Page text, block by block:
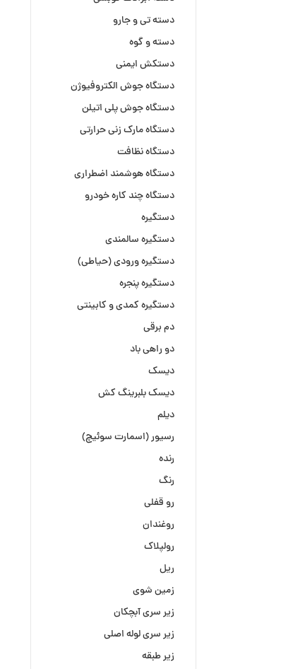
دسته تی و جارو
دسته و گوه
دستکش ایمنی
دستگاه جوش الکتروفیوژن
دستگاه جوش پلی اتیلن
دستگاه مارک زنی حرارتی
دستگاه نظافت
دستگاه هوشمند اضطراری
دستگاه چند کاره خودرو
دستگیره
دستگیره سالمندی
دستگیره ورودی (حیاطی)
دستگیره پنجره
دستگیره کمدی و کابینتی
دم برقی
دو راهی باد
دیسک
دیسک بلبرینگ کش
دیلم
رسیور (اسمارت سوئیچ)
رنده
رنگ
رو قفلی
روغندان
رولپلاک
ریل
زمین شوی
زیر سری آبچکان
زیر سری لوله اصلی
زیر طبقه